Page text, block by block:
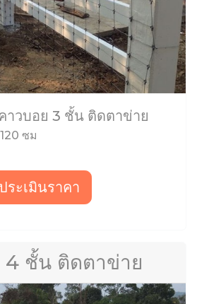
าวบอย 3 ชั้น ติดตาข่าย
ซม
ระเมินราคา
4 ชั้น ติดตาข่าย